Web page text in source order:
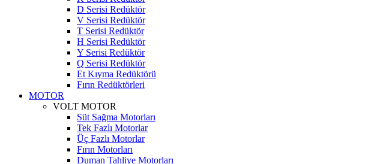
D Serisi Redüktör
V Serisi Redüktör
T Serisi Redüktör
H Serisi Redüktör
Y Serisi Redüktör
Q Serisi Redüktör
Et Kıyma Redüktörü
Fırın Redüktörleri
MOTOR
VOLT MOTOR
Süt Sağma Motorları
Tek Fazlı Motorlar
Üç Fazlı Motorlar
Fırın Motorları
Duman Tahliye Motorları